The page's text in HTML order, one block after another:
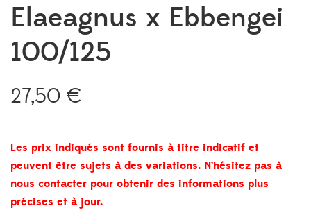
Elaeagnus x Ebbengei
100/125
27,50 €
Les prix indiqués sont fournis à titre indicatif et
peuvent être sujets à des variations. N’hésitez pas à
nous contacter pour obtenir des informations plus
précises et à jour.